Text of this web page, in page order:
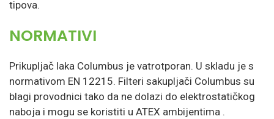
tipova.
NORMATIVI
Prikupljač laka Columbus je vatrotporan. U skladu je s
normativom EN 12215. Filteri sakupljači Columbus su
blagi provodnici tako da ne dolazi do elektrostatičkog
naboja i mogu se koristiti u ATEX ambijentima .